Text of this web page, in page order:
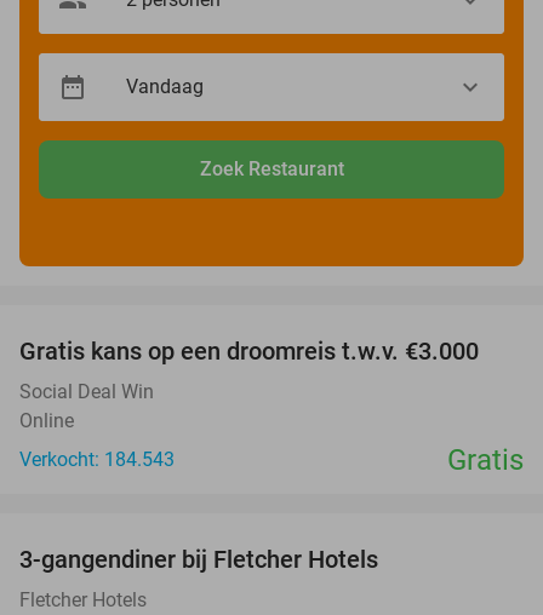
Zoek Restaurant
Gratis kans op een droomreis t.w.v. €3.000
Social Deal Win
Online
Verkocht: 184.543
Gratis
3-gangendiner bij Fletcher Hotels
Fletcher Hotels